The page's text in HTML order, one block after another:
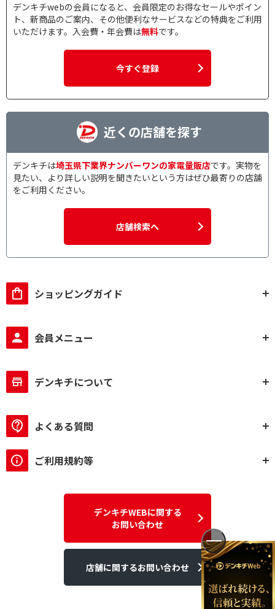
デンキチwebの会員になると、会員限定のお得なセールやポイン
ト、新商品のご案内、その他便利なサービスなどの特典をご利用
いただけます。入会費・年会費は無料です。
今すぐ登録
近くの店舗を探す
デンキチは埼玉県下業界ナンバーワンの家電量販店です。実物を
見たい、より詳しい説明を聞きたいという方はぜひ最寄りの店舗
をご利用ください。
店舗検索へ
ショッピングガイド
会員メニュー
デンキチについて
よくある質問
ご利用規約等
デンキチWEBに関する
お問い合わせ
店舗に関するお問い合わせ